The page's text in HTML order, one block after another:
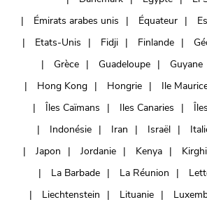
Émirats arabes unis
Équateur
Etats-Unis
Fidji Finlande
Grèce
Guadeloupe Guyane
Hong Kong
Hongrie Ile
Îles Caïmans
Iles Canaries
Indonésie
Iran Israël
Japon
Jordanie Kenya
La Barbade
La Réunion
Liechtenstein
Lituanie